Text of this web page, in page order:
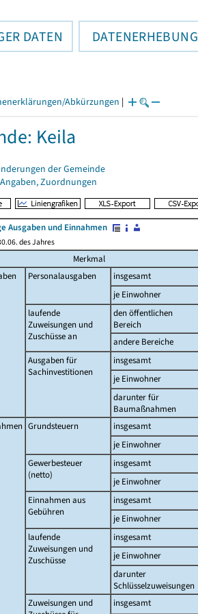
DATEN DATENERHEBUNG
Abkürzungen |
Keila
der Gemeinde
Zuordnungen
Ausgaben und Einnahmen
des Jahres
Merkmal
Personalausgaben insgesamt
je Einwohner
laufende
Zuweisungen und
Zuschüsse an
den öffentlichen
Bereich
andere Bereiche
Ausgaben für
Sachinvestitionen
insgesamt
je Einwohner
darunter für
Baumaßnahmen
Grundsteuern insgesamt
je Einwohner
Gewerbesteuer
(netto)
insgesamt
je Einwohner
Einnahmen aus
Gebühren
insgesamt
je Einwohner
laufende
Zuweisungen und
Zuschüsse
insgesamt
je Einwohner
darunter
Schlüsselzuweisungen
Zuweisungen und
insgesamt